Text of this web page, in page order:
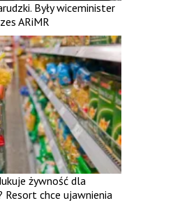
Były wiceminister
ARiMR
żywność dla
Resort chce ujawnienia